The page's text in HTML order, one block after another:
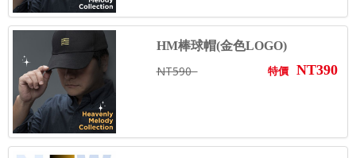
HM棒球帽(金色LOGO)
NT590 特價 NT390